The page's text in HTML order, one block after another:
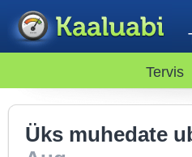
Tervis
Üks muhedate